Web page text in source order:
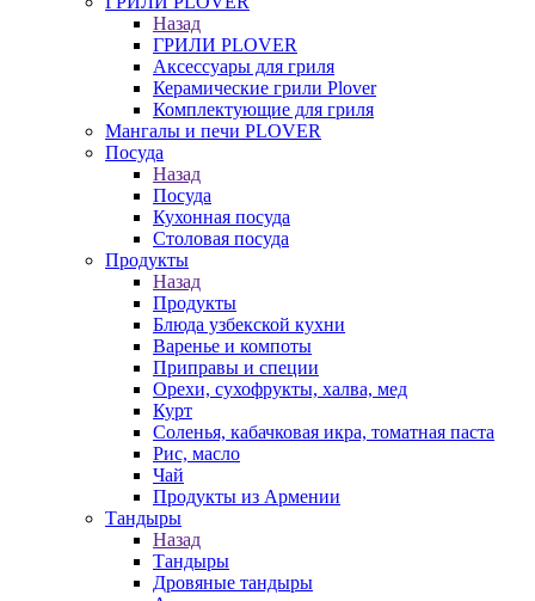
Назад
ГРИЛИ PLOVER
Аксессуары для гриля
Керамические грили Plover
Комплектующие для гриля
Мангалы и печи PLOVER
Посуда
Назад
Посуда
Кухонная посуда
Столовая посуда
Продукты
Назад
Продукты
Блюда узбекской кухни
Варенье и компоты
Приправы и специи
Орехи, сухофрукты, халва, мед
Курт
Соленья, кабачковая икра, томатная паста
Рис, масло
Чай
Продукты из Армении
Тандыры
Назад
Тандыры
Дровяные тандыры